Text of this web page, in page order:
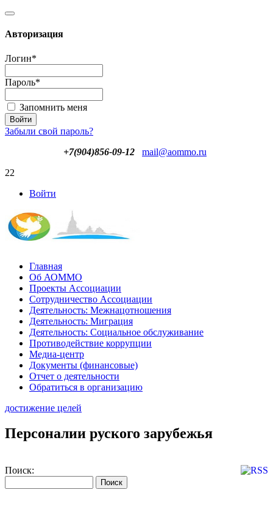
Авторизация
Логин*
Пароль*
Запомнить меня
Забыли свой пароль?
+7(904)856-09-12
mail@aommo.ru
22
Войти
Главная
Об АОММО
Проекты Ассоциации
Сотрудничество Ассоциации
Деятельность: Межнацотношения
Деятельность: Миграция
Деятельность: Социальное обслуживание
Противодействие коррупции
Медиа-центр
Документы (финансовые)
Отчет о деятельности
Обратиться в организацию
достижение целей
Персоналии руского зарубежья
Поиск: